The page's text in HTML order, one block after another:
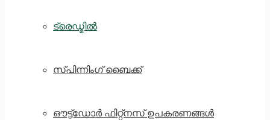
ട്രെഡ്മിൽ
സ്പിന്നിംഗ് ബൈക്ക്
ഔട്ട്ഡോർ ഫിറ്റ്നസ് ഉപകരണങ്ങൾ